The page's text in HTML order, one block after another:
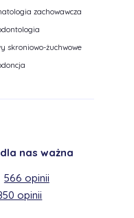
zachowawcza
skroniowo-żuchwowe
nas ważna
566 opinii
opinii